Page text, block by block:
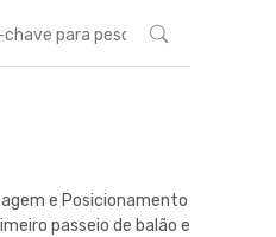
e Posicionamento
passeio de balão e